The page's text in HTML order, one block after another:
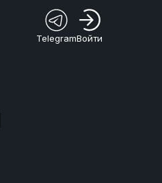
TelegramВойти